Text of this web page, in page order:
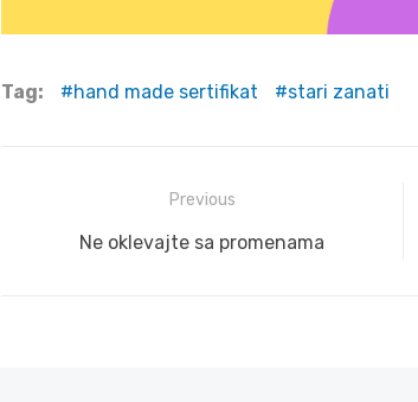
Tag: hand made sertifikat stari zanati
navigation
Previous
Previous
Ne oklevajte sa promenama